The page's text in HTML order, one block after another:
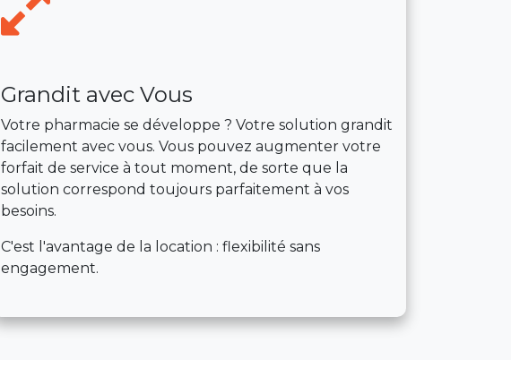
Grandit avec Vous
Votre pharmacie se développe ? Votre solution grandit
facilement avec vous. Vous pouvez augmenter votre
forfait de service à tout moment, de sorte que la
solution correspond toujours parfaitement à vos
besoins.
C'est l'avantage de la location : flexibilité sans
engagement.